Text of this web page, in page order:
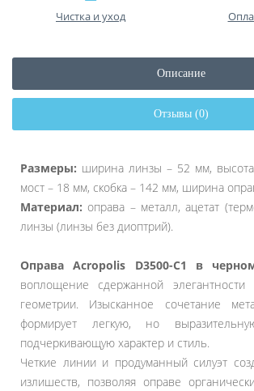
Чистка и уход
Описание
Отзывы (0)
Размеры: ширина линзы – 52 мм,
мост – 18 мм, скобка – 142 мм, ширина
Материал: оправа – металл, ацетат
линзы (линзы без диоптрий).
Оправа Acropolis D3500-C1 в
воплощение сдержанной
геометрии. Изысканное сочетание
формирует легкую, но
подчеркивающую характер и стиль.
Четкие линии и продуманный силуэт
излишеств, позволяя оправе